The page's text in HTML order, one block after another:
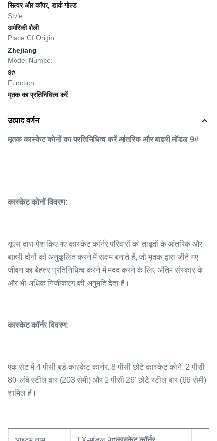
सिल्वर और कॉपर, डार्क गोल्ड
Style:
अमेरिकी शैली
Place Of Origin:
Zhejiang
Model Numbe:
9#
Function:
मृतक का प्रतिनिधित्व करें
उत्पाद वर्णन
मृतक कास्केट कोनों का प्रतिनिधित्व करें आंतरिक और बाहरी मॉडल 9#
कास्केट कोनों विवरण:
यूएस द्वारा पेश किए गए कास्केट कॉर्नर परिवारों को ताबूतों के आंतरिक और
बाहरी दोनों को अनुकूलित करने में सक्षम बनाते हैं, जो मृतक द्वारा जीते गए
जीवन का बेहतर प्रतिनिधित्व करने में मदद करने के लिए अंतिम संस्कार के
और भी अधिक निजीकरण की अनुमति देता है।
कास्केट कॉर्नर विवरण:
एक सेट में 4 पीसी बड़े कास्केट कार्नर, 8 पीसी छोटे कास्केट कोने, 2 पीसी
80 'लंबे स्टील बार (203 सेमी) और 2 पीसी 26' छोटे स्टील बार (66 सेमी)
शामिल हैं।